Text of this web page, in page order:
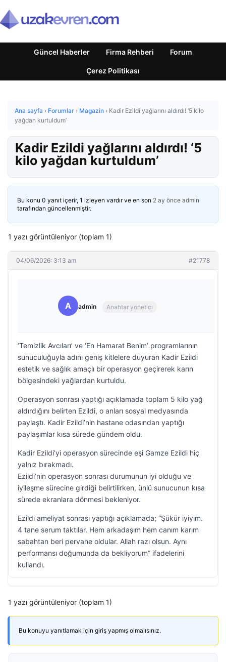
Güncel Haberler Firma Rehberi Forum
Çerez Politikası
Ana sayfa › Forumlar › Magazin › Kadir Ezildi yağlarını aldırdı! ‘5 kilo
yağdan kurtuldum’
Kadir Ezildi yağlarını aldırdı! ‘5
kilo yağdan kurtuldum’
Bu konu 0 yanıt içerir, 1 izleyen vardır ve en son 2 ay önce admin
tarafından güncellenmiştir.
1 yazı görüntüleniyor (toplam 1)
04/06/2026: 3:13 am #21778
A admin Anahtar yönetici
‘Temizlik Avcıları’ ve ‘En Hamarat Benim’ programlarının
sunuculuğuyla adını geniş kitlelere duyuran Kadir Ezildi
estetik ve sağlık amaçlı bir operasyon geçirerek karın
bölgesindeki yağlardan kurtuldu.
Operasyon sonrası yaptığı açıklamada toplam 5 kilo yağ
aldırdığını belirten Ezildi, o anları sosyal medyasında
paylaştı. Kadir Ezildi’nin hastane odasından yaptığı
paylaşımlar kısa sürede gündem oldu.
Kadir Ezildi’yi operasyon sürecinde eşi Gamze Ezildi hiç
yalnız bırakmadı.
Ezildi’nin operasyon sonrası durumunun iyi olduğu ve
iyileşme sürecine girdiği belirtilirken, ünlü sunucunun kısa
sürede ekranlara dönmesi bekleniyor.
Ezildi ameliyat sonrası yaptığı açıklamada; “Şükür iyiyim.
4 tane serum taktılar. Hem arkadaşım hem canım karım
sabahtan beri pervane oldular. Allah razı olsun. Aynı
performansı doğumunda da bekliyorum” ifadelerini
kullandı.
1 yazı görüntüleniyor (toplam 1)
Bu konuyu yanıtlamak için giriş yapmış olmalısınız.